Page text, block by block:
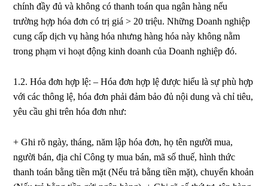
chính đầy đủ và không có thanh toán qua ngân hàng nếu
trường hợp hóa đơn có trị giá > 20 triệu. Những Doanh nghiệp
cung cấp dịch vụ hàng hóa nhưng hàng hóa này không nằm
trong phạm vi hoạt động kinh doanh của Doanh nghiệp đó.
1.2. Hóa đơn hợp lệ: – Hóa đơn hợp lệ được hiểu là sự phù hợp
với các thông lệ, hóa đơn phải đảm bảo đủ nội dung và chỉ tiêu,
yêu cầu ghi trên hóa đơn như:
+ Ghi rõ ngày, tháng, năm lập hóa đơn, họ tên người mua,
người bán, địa chỉ Công ty mua bán, mã số thuế, hình thức
thanh toán bằng tiền mặt (Nếu trả bằng tiền mặt), chuyển khoản